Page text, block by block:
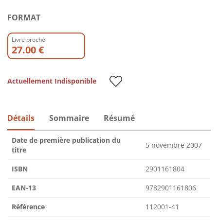
FORMAT
Livre broché
27.00 €
Actuellement Indisponible
Détails Sommaire Résumé
Date de première publication du
titre
5 novembre 2007
ISBN 2901161804
EAN-13 9782901161806
Référence 112001-41